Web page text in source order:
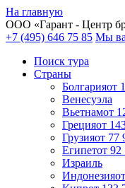
На главную
ООО «Гарант - Центр
+7 (495) 646 75 85 Мы
Поиск тура
Cтраны
Болгарияот
Венесуэла
Вьетнамот
Грецияот
Грузияот 77
Египетот 92
Израиль
Индонезия